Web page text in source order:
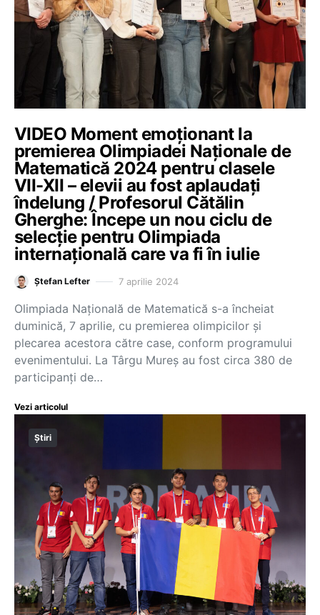
VIDEO Moment emoționant la
premierea Olimpiadei Naționale de
Matematică 2024 pentru clasele
VII-XII – elevii au fost aplaudați
îndelung / Profesorul Cătălin
Gherghe: Începe un nou ciclu de
selecție pentru Olimpiada
internațională care va fi în iulie
Ștefan Lefter 7 aprilie 2024
Olimpiada Națională de Matematică s-a încheiat
duminică, 7 aprilie, cu premierea olimpicilor și
plecarea acestora către case, conform programului
evenimentului. La Târgu Mureș au fost circa 380 de
participanți de…
Vezi articolul
Știri